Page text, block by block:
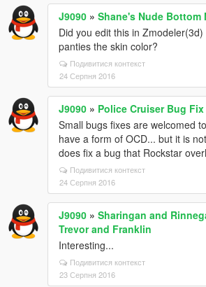
J9090 » Shane's Nude Bottom
Did you edit this in
panties the skin color?
Подивитися контекст
24 Серпня 2016
J9090 » Police Cruiser Bug Fix
Small bugs fixes are welcomed
have a form of OCD... but it is
does fix a bug that Rockstar
Подивитися контекст
24 Серпня 2016
J9090 » Sharingan and
Trevor and Franklin
Interesting...
Подивитися контекст
23 Серпня 2016